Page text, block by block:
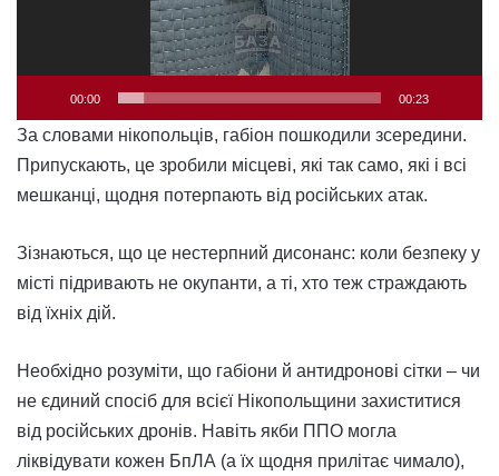
00:00 00:23
За словами нікопольців, габіон пошкодили зсередини.
Припускають, це зробили місцеві, які так само, які і всі
мешканці, щодня потерпають від російських атак.
Зізнаються, що це нестерпний дисонанс: коли безпеку у
місті підривають не окупанти, а ті, хто теж страждають
від їхніх дій.
Необхідно розуміти, що габіони й антидронові сітки – чи
не єдиний спосіб для всієї Нікопольщини захиститися
від російських дронів. Навіть якби ППО могла
ліквідувати кожен БпЛА (а їх щодня прилітає чимало),